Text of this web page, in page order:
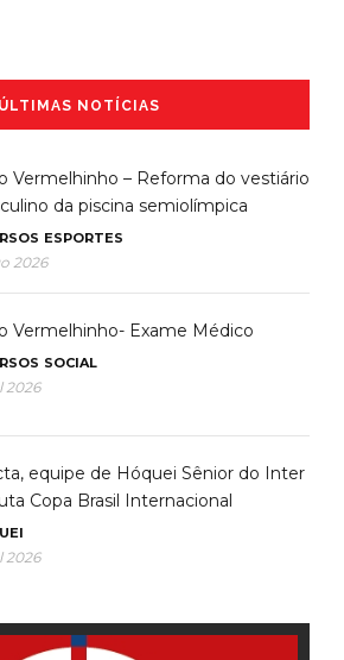
ÚLTIMAS NOTÍCIAS
Vermelhinho – Reforma do vestiário
da piscina semiolímpica
ESPORTES
2026
Vermelhinho- Exame Médico
SOCIAL
2026
equipe de Hóquei Sênior do Inter
Copa Brasil Internacional
2026